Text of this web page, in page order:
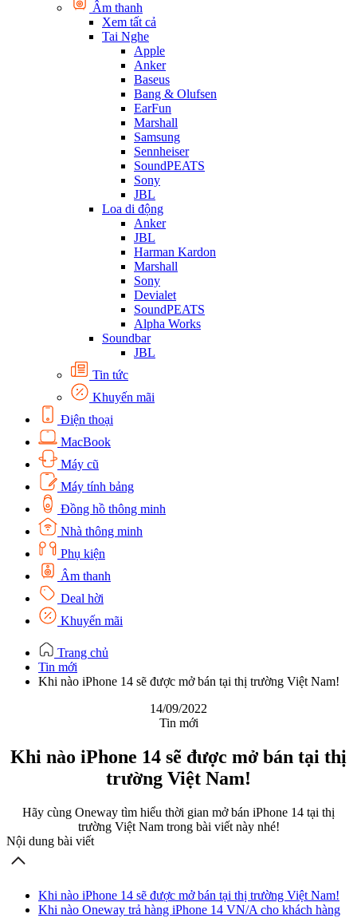
Âm thanh
Xem tất cả
Tai Nghe
Apple
Anker
Baseus
Bang & Olufsen
EarFun
Marshall
Samsung
Sennheiser
SoundPEATS
Sony
JBL
Loa di động
Anker
JBL
Harman Kardon
Marshall
Sony
Devialet
SoundPEATS
Alpha Works
Soundbar
JBL
Tin tức
Khuyến mãi
Điện thoại
MacBook
Máy cũ
Máy tính bảng
Đồng hồ thông minh
Nhà thông minh
Phụ kiện
Âm thanh
Deal hời
Khuyến mãi
Trang chủ
Tin mới
Khi nào iPhone 14 sẽ được mở bán tại thị trường Việt Nam!
14/09/2022
Tin mới
Khi nào iPhone 14 sẽ được mở bán tại thị
trường Việt Nam!
Hãy cùng Oneway tìm hiểu thời gian mở bán iPhone 14 tại thị
trường Việt Nam trong bài viết này nhé!
Nội dung bài viết
Khi nào iPhone 14 sẽ được mở bán tại thị trường Việt Nam!
Khi nào Oneway trả hàng iPhone 14 VN/A cho khách hàng